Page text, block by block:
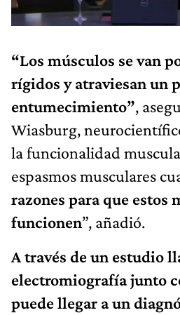
“Los músculos se van
rígidos y atraviesan un
entumecimiento”,
Wiasburg,
la funcionalidad
espasmos musculares
razones para que estos
funcionen”, añadió.
A través de un estudio
electromiografía junto
puede llegar a un